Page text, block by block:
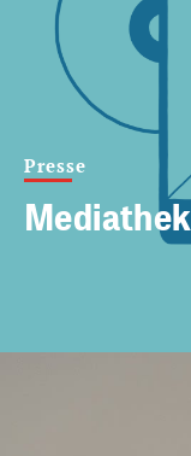
Presse
Mediathek